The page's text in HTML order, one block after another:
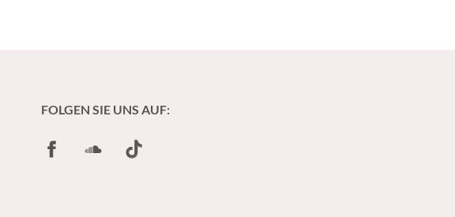
FOLGEN SIE UNS AUF:
FacebookSoundCloud
TikTok